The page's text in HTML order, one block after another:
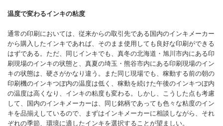
温度で変わるインキの粘度
通常の印刷においては、従来からの取引先である国内のインキメーカー
から購入したインキであれば、そのまま使用しても良好な印刷ができる
はずである。ただ、同じインキでも、真冬の北海道・旭川市内にある印
刷現場のインキの状態と、真夏の埼玉・熊谷市内にある印刷現場のイン
キの状態は、硬さがかなり違う。また同じ現場でも、稼動する前の朝の
印刷機のインキつぼ内の温度は低く、稼動を続けた午後のインキつぼ内
の温度は高くなり、インキの粘度も変わる。しかし、こうした点も考慮
して、国内のインキメーカーは、同じ銘柄であっても色々な粘度のイン
キを品揃えしているので、まずはインキメーカーに相談しながら、それ
ぞれの季節、環境に適したインキを選択することが望ましい。